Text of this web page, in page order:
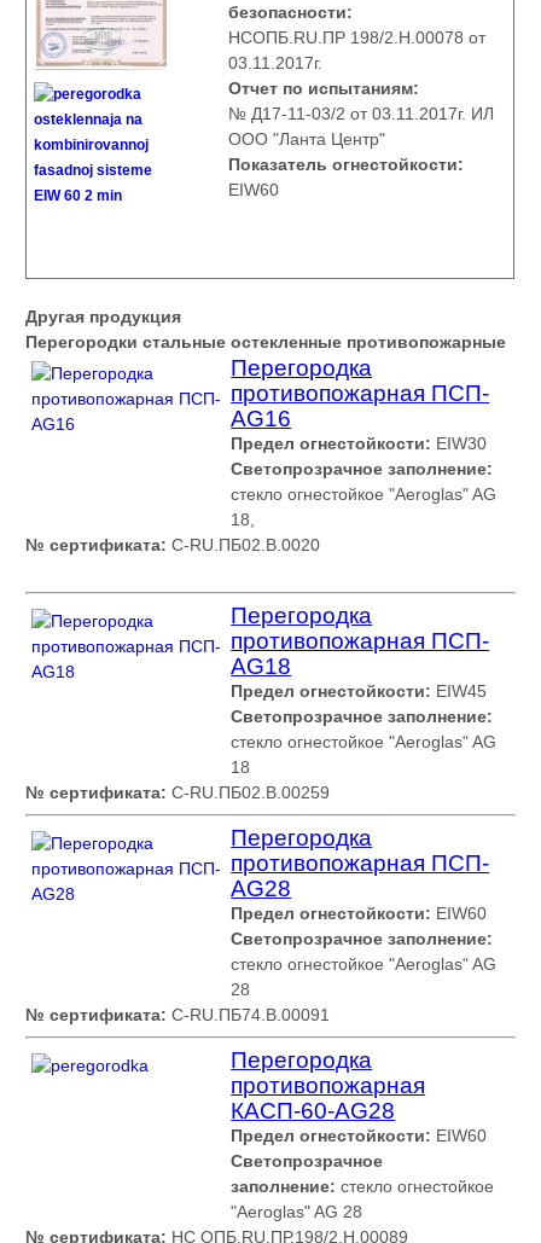
безопасности:
НСОПБ.RU.ПР 198/2.Н.00078 от
03.11.2017г.
Отчет по испытаниям:
№ Д17-11-03/2 от 03.11.2017г. ИЛ
ООО "Ланта Центр"
Показатель огнестойкости:
EIW60
Другая продукция
Перегородки стальные остекленные противопожарные
Перегородка
противопожарная ПСП-
AG16
Предел огнестойкости: EIW30
Светопрозрачное заполнение:
стекло огнестойкое "Aeroglas" AG
18,
№ сертификата:С-RU.ПБ02.В.0020
Перегородка
противопожарная ПСП-
AG18
Предел огнестойкости: EIW45
Светопрозрачное заполнение:
стекло огнестойкое "Aeroglas" AG
18
№ сертификата: С-RU.ПБ02.В.00259
Перегородка
противопожарная ПСП-
AG28
Предел огнестойкости: EIW60
Светопрозрачное заполнение:
стекло огнестойкое "Aeroglas" AG
28
№ сертификата:С-RU.ПБ74.В.00091
Перегородка
противопожарная
КАСП-60-AG28
Предел огнестойкости: EIW60
Светопрозрачное
заполнение:стекло огнестойкое
"Aeroglas" AG 28
№ сертификата: НС ОПБ.RU.ПР.198/2.Н.00089